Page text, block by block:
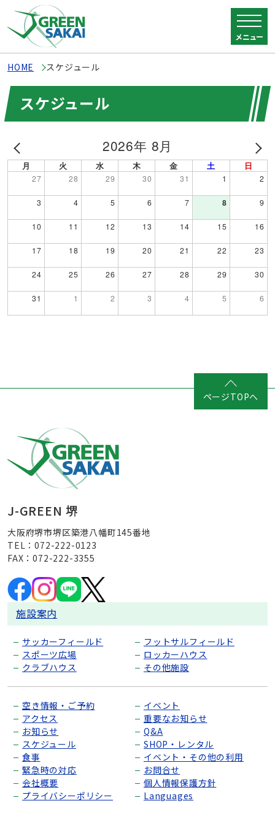
メニュー
HOME スケジュール
スケジュール
2026年 8月
月 火 水 木 金 土 日
27 28 29 30 31 1 2
3 4 5 6 7 8 9
10 11 12 13 14 15 16
17 18 19 20 21 22 23
24 25 26 27 28 29 30
31 1 2 3 4 5 6
ページTOPへ
J-GREEN 堺
大阪府堺市堺区築港八幡町145番地
TEL：072-222-0123
FAX：072-222-3355
施設案内
サッカーフィールド
フットサルフィールド
スポーツ広場
ロッカーハウス
クラブハウス
その他施設
空き情報・ご予約
イベント
アクセス
重要なお知らせ
お知らせ
Q&A
スケジュール
SHOP・レンタル
食事
イベント・その他の利用
緊急時の対応
お問合せ
会社概要
個人情報保護方針
プライバシーポリシー
Languages